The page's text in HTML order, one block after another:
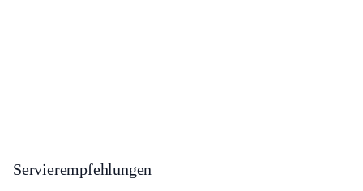
Servierempfehlungen